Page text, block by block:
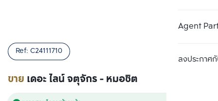
Agent
ลงประกาศกั
ขาย เดอะ ไลน์ จตุจักร - หมอชิต
Ref: C24111710